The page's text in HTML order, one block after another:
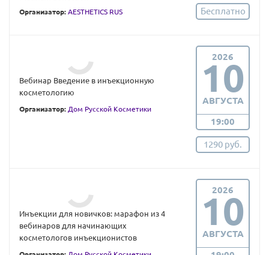
Организатор: AESTHETICS RUS Бесплатно
Вебинар Введение в инъекционную
косметологию
Организатор: Дом Русской Косметики
2026
10
АВГУСТА
19:00
1290 руб.
Инъекции для новичков: марафон из 4
вебинаров для начинающих
косметологов инъекционистов
2026
10
АВГУСТА